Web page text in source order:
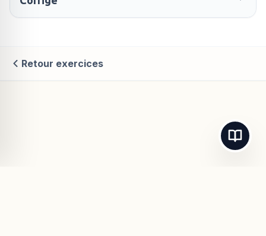
Retour exercices